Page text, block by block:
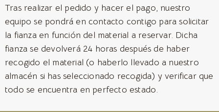
Tras realizar el pedido y hacer el pago, nuestro
equipo se pondrá en contacto contigo para solicitar
la fianza en función del material a reservar. Dicha
fianza se devolverá 24 horas después de haber
recogido el material (o haberlo llevado a nuestro
almacén si has seleccionado recogida) y verificar que
todo se encuentra en perfecto estado.